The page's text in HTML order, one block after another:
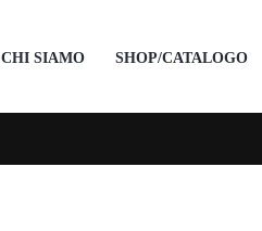
CHI SIAMO SHOP/CATALOGO